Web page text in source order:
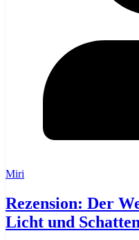
Miri
Rezension: Der
Licht und